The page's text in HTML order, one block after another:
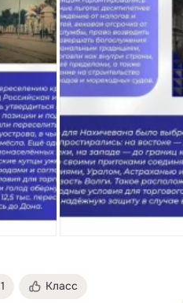
1 Класс